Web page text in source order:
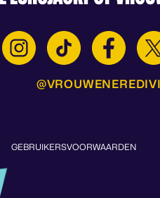
GEBRUIKERSVOORWAARDEN